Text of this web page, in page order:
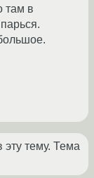
там в
тему. Тема